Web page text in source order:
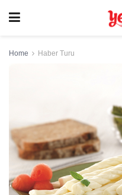
Home Haber Turu